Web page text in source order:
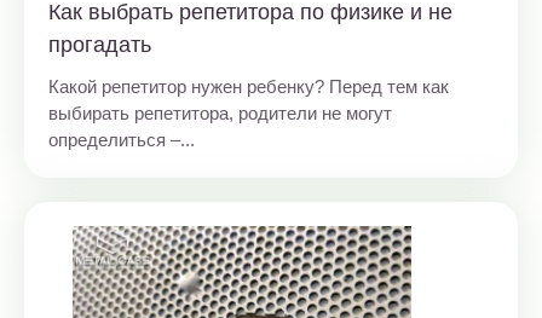
Как выбрать репетитора по физике и не
прогадать
Какой репетитор нужен ребенку? Перед тем как
выбирать репетитора, родители не могут
определиться –...